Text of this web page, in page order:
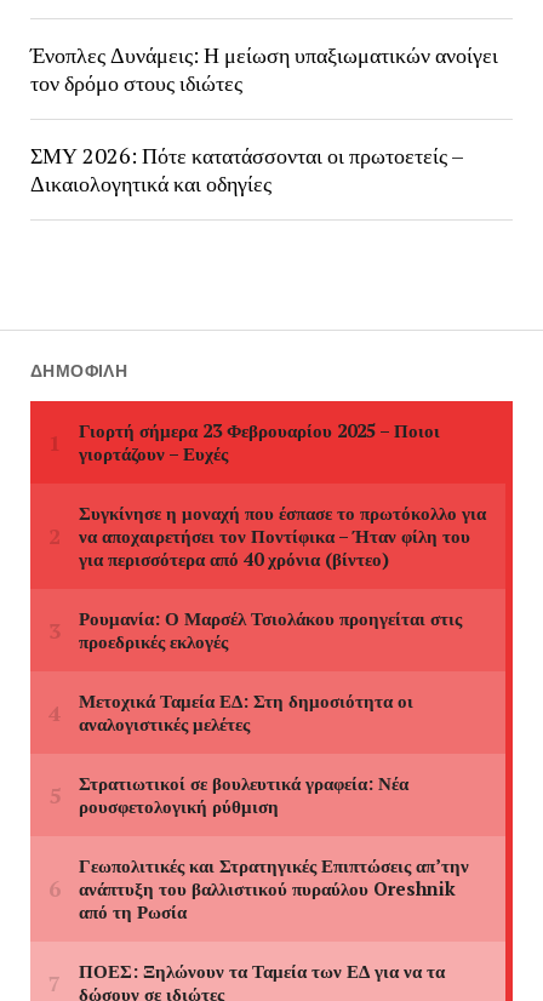
Ένοπλες Δυνάμεις: Η μείωση υπαξιωματικών ανοίγει
τον δρόμο στους ιδιώτες
ΣΜΥ 2026: Πότε κατατάσσονται οι πρωτοετείς –
Δικαιολογητικά και οδηγίες
ΔΗΜΟΦΙΛΉ